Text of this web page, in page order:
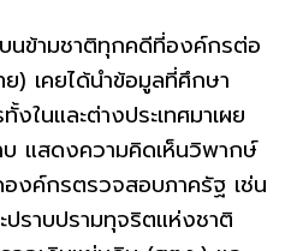
ข้ามชาติทุกคดีที่องค์กรต่อ
) เคยได้นำข้อมูลที่ศึกษา
ในและต่างประเทศมาเผย
บ แสดงความคิดเห็นวิพากษ์
งค์กรตรวจสอบภาครัฐ เช่น
ราบปรามทุจริตแห่งชาติ